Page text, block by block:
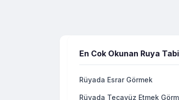
En Cok Okunan Ruya
Rüyada Esrar Görmek
Rüyada Tecavüz Etmek